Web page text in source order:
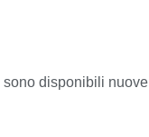
sono disponibili nuove